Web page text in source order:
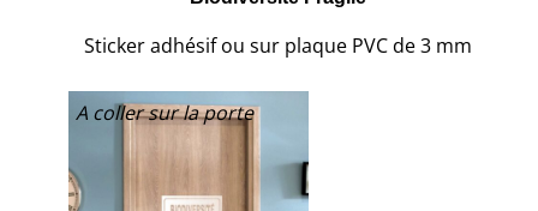
Sticker adhésif ou sur plaque PVC de 3 mm
A coller sur la porte